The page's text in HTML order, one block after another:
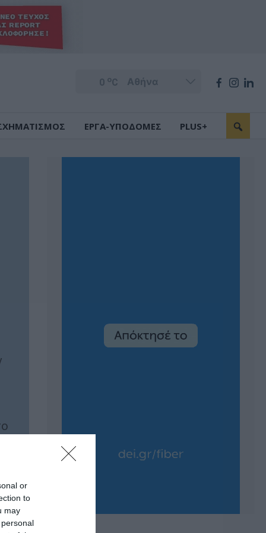
or
to
may
0 oC
ΕΡΓΑ-ΥΠΟΔΟΜΕΣ PLUS+